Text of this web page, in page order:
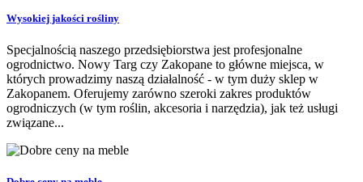
Wysokiej jakości rośliny
Specjalnością naszego przedsiębiorstwa jest profesjonalne
ogrodnictwo. Nowy Targ czy Zakopane to główne miejsca, w
których prowadzimy naszą działalność - w tym duży sklep w
Zakopanem. Oferujemy zarówno szeroki zakres produktów
ogrodniczych (w tym roślin, akcesoria i narzędzia), jak też usługi
związane...